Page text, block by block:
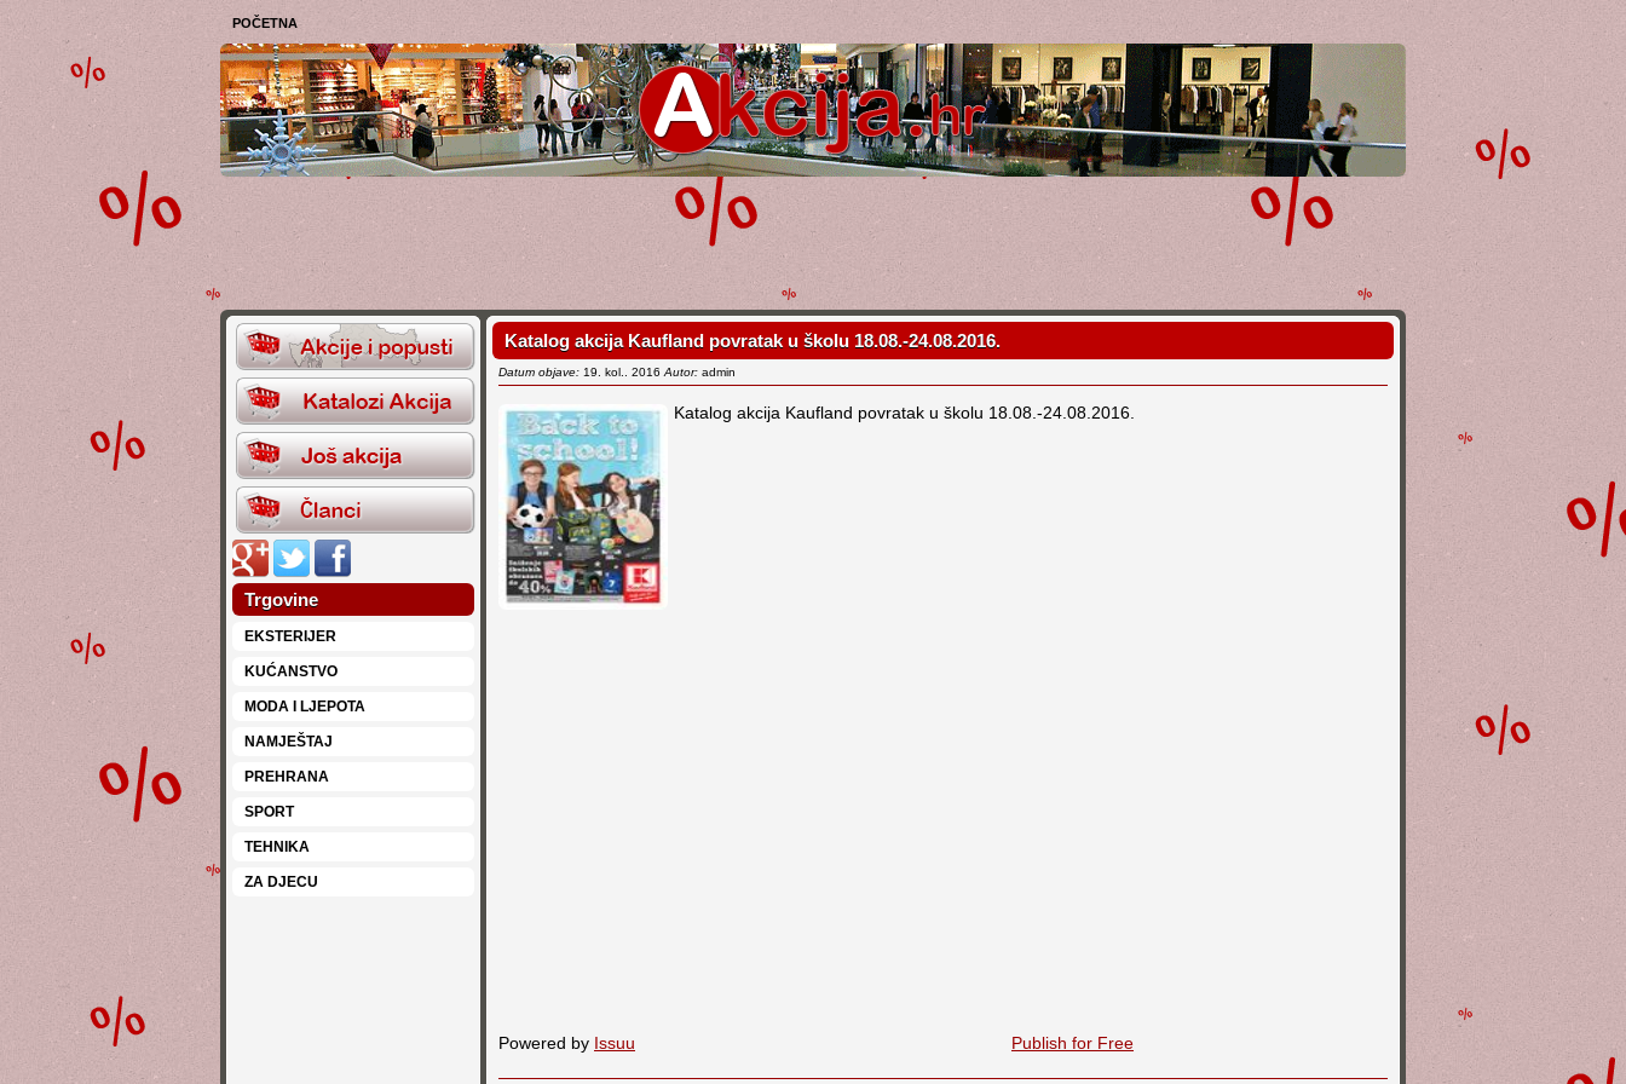
POČETNA
Trgovine
EKSTERIJER
KUĆANSTVO
MODA I LJEPOTA
NAMJEŠTAJ
PREHRANA
SPORT
TEHNIKA
ZA DJECU
Katalog akcija Kaufland povratak u školu 18.08.-24.08.2016.
Datum objave: 19. kol.. 2016 Autor: admin
Katalog akcija Kaufland povratak u školu 18.08.-24.08.2016.
Powered by Issuu Publish for Free